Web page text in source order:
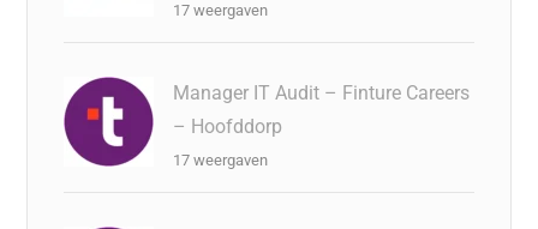
17 weergaven
Manager IT Audit – Finture Careers
– Hoofddorp
17 weergaven